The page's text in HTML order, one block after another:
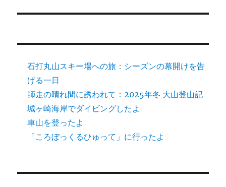
稿:
石打丸山スキー場への旅：シーズンの幕開けを告
げる一日
師走の晴れ間に誘われて：2025年冬 大山登山記
城ヶ崎海岸でダイビングしたよ
車山を登ったよ
「ころぼっくるひゅって」に行ったよ